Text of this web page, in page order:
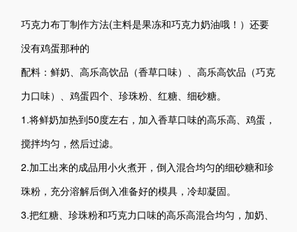
巧克力布丁制作方法(主料是果冻和巧克力奶油哦！）还要
没有鸡蛋那种的
配料：鲜奶、高乐高饮品（香草口味）、高乐高饮品（巧克
力口味）、鸡蛋四个、珍珠粉、红糖、细砂糖。
1.将鲜奶加热到50度左右，加入香草口味的高乐高、鸡蛋，
搅拌均匀，然后过滤。
2.加工出来的成品用小火煮开，倒入混合均匀的细砂糖和珍
珠粉，充分溶解后倒入准备好的模具，冷却凝固。
3.把红糖、珍珠粉和巧克力口味的高乐高混合均匀，加奶、